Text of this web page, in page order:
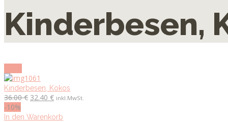
Kinderbesen,
Kinderbesen, Kokos
36.00€ Ursprünglicher
war:
32.40 €Aktueller
ist:
inkl.MwSt.
-10%
In den Warenkorb